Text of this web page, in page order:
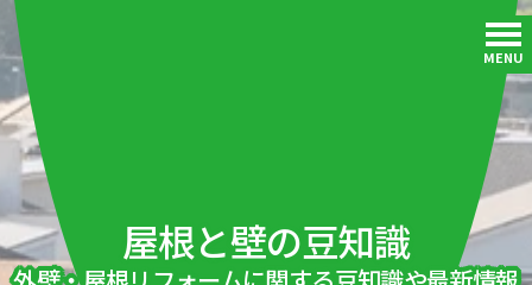
MENU
屋根と壁の豆知識